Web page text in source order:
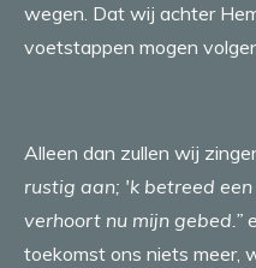
wegen. Dat wij achter
voetstappen mogen
Alleen dan zullen wij
rustig aan; 'k betreed
verhoort nu mijn gebed.”
toekomst ons niets meer,